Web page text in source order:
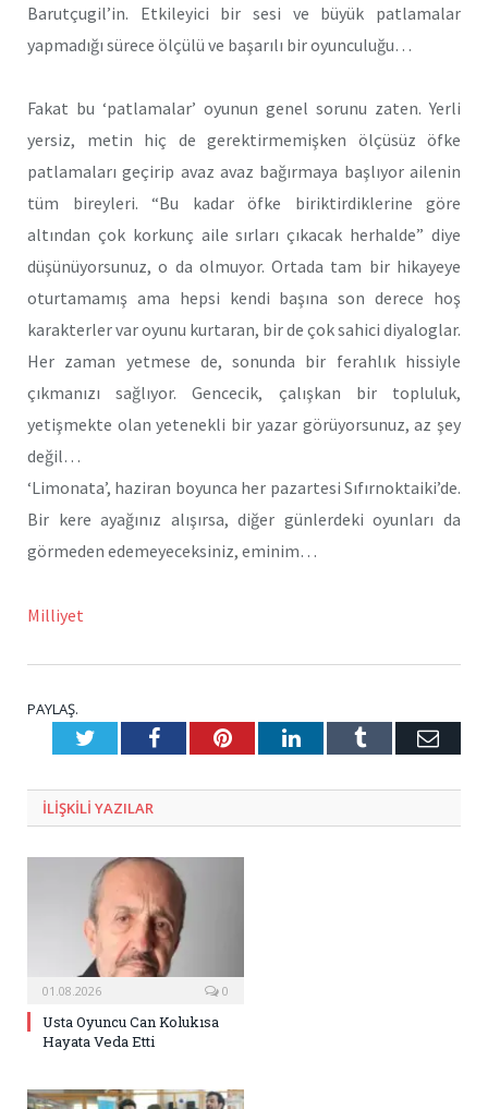
Barutçugil’in. Etkileyici bir sesi ve büyük patlamalar
yapmadığı sürece ölçülü ve başarılı bir oyunculuğu…
Fakat bu ‘patlamalar’ oyunun genel sorunu zaten. Yerli
yersiz, metin hiç de gerektirmemişken ölçüsüz öfke
patlamaları geçirip avaz avaz bağırmaya başlıyor ailenin
tüm bireyleri. “Bu kadar öfke biriktirdiklerine göre
altından çok korkunç aile sırları çıkacak herhalde” diye
düşünüyorsunuz, o da olmuyor. Ortada tam bir hikayeye
oturtamamış ama hepsi kendi başına son derece hoş
karakterler var oyunu kurtaran, bir de çok sahici diyaloglar.
Her zaman yetmese de, sonunda bir ferahlık hissiyle
çıkmanızı sağlıyor. Gencecik, çalışkan bir topluluk,
yetişmekte olan yetenekli bir yazar görüyorsunuz, az şey
değil…
‘Limonata’, haziran boyunca her pazartesi Sıfırnoktaiki’de.
Bir kere ayağınız alışırsa, diğer günlerdeki oyunları da
görmeden edemeyeceksiniz, eminim…
Milliyet
PAYLAŞ.
TwitterFacebookPinterestLinkedInTumblr E-
ILIŞKILI YAZILAR
01.08.2026 0
Usta Oyuncu Can Kolukısa
Hayata Veda Etti